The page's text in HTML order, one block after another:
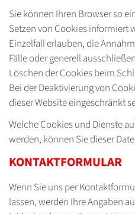
Sie können Ihren Browser so
Setzen von Cookies informiert
Einzelfall erlauben, die
Fälle oder generell
Löschen der Cookies beim
Bei der Deaktivierung von
dieser Website eingeschränkt
Welche Cookies und Dienste
werden, können Sie dieser
KONTAKTFORMULAR
Wenn Sie uns per
lassen, werden Ihre Angaben